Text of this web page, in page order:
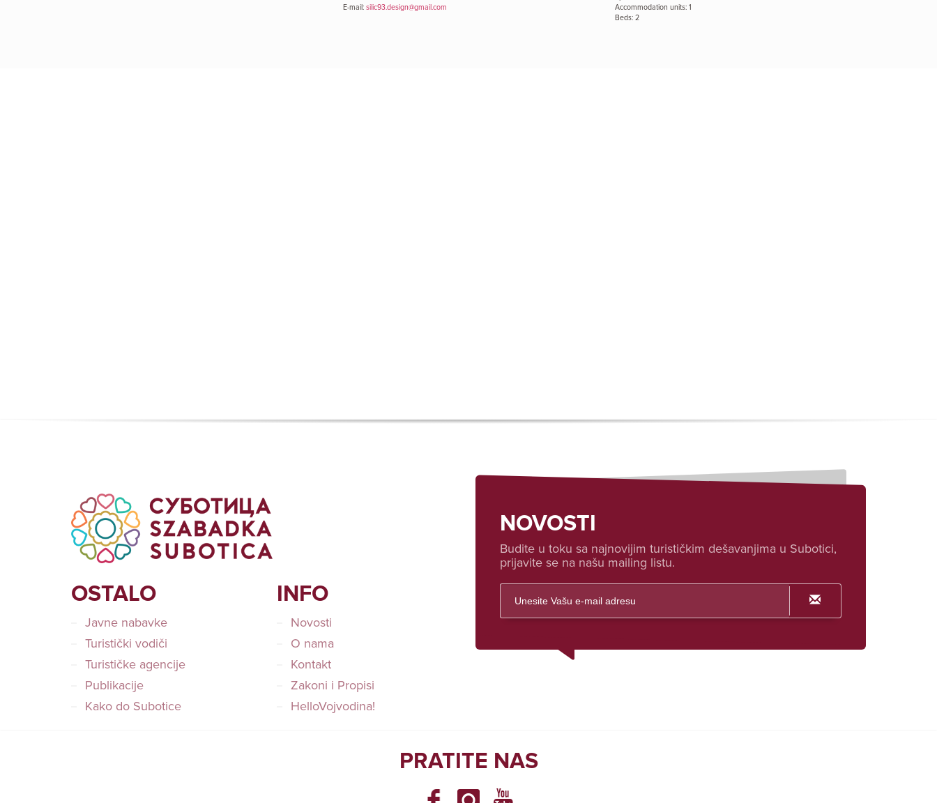
E-mail: silic93.design@gmail.com
Accommodation units: 1
Beds: 2
OSTALO
Javne nabavke
Turistički vodiči
Turističke agencije
Publikacije
Kako do Subotice
INFO
Novosti
O nama
Kontakt
Zakoni i Propisi
HelloVojvodina!
NOVOSTI
Budite u toku sa najnovijim turističkim dešavanjima u Subotici,
prijavite se na našu mailing listu.
PRATITE NAS